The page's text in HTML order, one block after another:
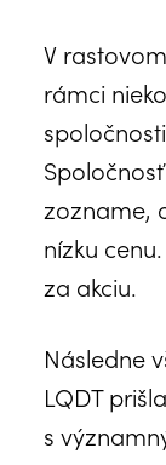
V
rámci
spoločnosti
zozname,
nízku
za akciu.
Následne
LQDT
s